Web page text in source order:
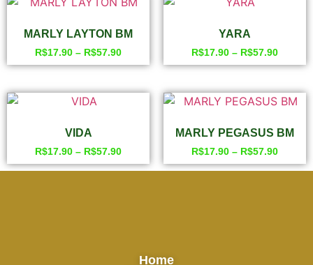
MARLY LAYTON BM
R$17.90 – R$57.90
YARA
R$17.90 – R$57.90
VIDA
R$17.90 – R$57.90
MARLY PEGASUS BM
R$17.90 – R$57.90
Home